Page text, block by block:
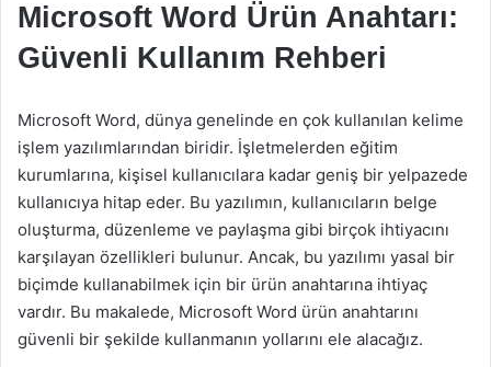
Microsoft Word Ürün Anahtarı:
Güvenli Kullanım Rehberi
Microsoft Word, dünya genelinde en çok kullanılan kelime
işlem yazılımlarından biridir. İşletmelerden eğitim
kurumlarına, kişisel kullanıcılara kadar geniş bir yelpazede
kullanıcıya hitap eder. Bu yazılımın, kullanıcıların belge
oluşturma, düzenleme ve paylaşma gibi birçok ihtiyacını
karşılayan özellikleri bulunur. Ancak, bu yazılımı yasal bir
biçimde kullanabilmek için bir ürün anahtarına ihtiyaç
vardır. Bu makalede, Microsoft Word ürün anahtarını
güvenli bir şekilde kullanmanın yollarını ele alacağız.